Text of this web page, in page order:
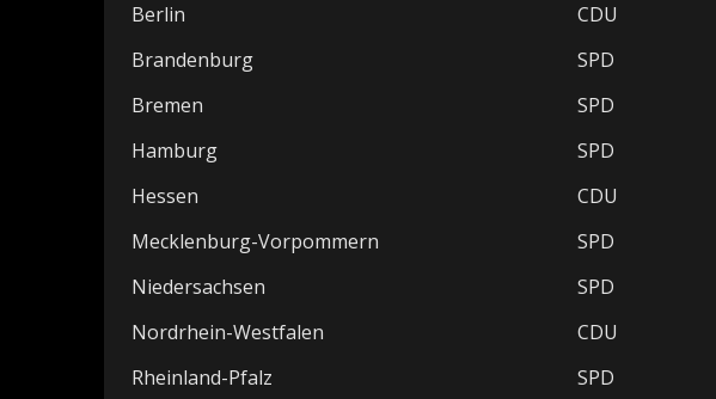
Berlin
CDU
Brandenburg
SPD
Bremen
SPD
Hamburg
SPD
Hessen
CDU
Mecklenburg-Vorpommern
SPD
Niedersachsen
SPD
Nordrhein-Westfalen
CDU
Rheinland-Pfalz
SPD